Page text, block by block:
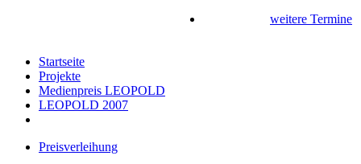
weitere Termine
Startseite
Projekte
Medienpreis LEOPOLD
LEOPOLD 2007
Preisverleihung